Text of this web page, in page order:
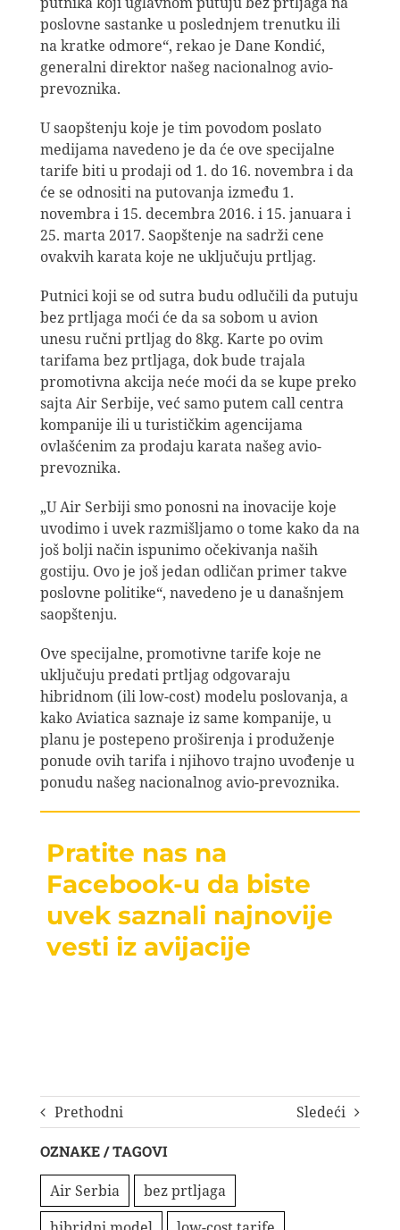
poslovne sastanke u poslednjem trenutku ili
na kratke odmore“, rekao je Dane Kondić,
generalni direktor našeg nacionalnog avio-
prevoznika.
U saopštenju koje je tim povodom poslato
medijama navedeno je da će ove specijalne
tarife biti u prodaji od 1. do 16. novembra i da
će se odnositi na putovanja između 1.
novembra i 15. decembra 2016. i 15. januara i
25. marta 2017. Saopštenje na sadrži cene
ovakvih karata koje ne uključuju prtljag.
Putnici koji se od sutra budu odlučili da putuju
bez prtljaga moći će da sa sobom u avion
unesu ručni prtljag do 8kg. Karte po ovim
tarifama bez prtljaga, dok bude trajala
promotivna akcija neće moći da se kupe preko
sajta Air Serbije, već samo putem call centra
kompanije ili u turističkim agencijama
ovlašćenim za prodaju karata našeg avio-
prevoznika.
„U Air Serbiji smo ponosni na inovacije koje
uvodimo i uvek razmišljamo o tome kako da na
još bolji način ispunimo očekivanja naših
gostiju. Ovo je još jedan odličan primer takve
poslovne politike“, navedeno je u današnjem
saopštenju.
Ove specijalne, promotivne tarife koje ne
uključuju predati prtljag odgovaraju
hibridnom (ili low-cost) modelu poslovanja, a
kako Aviatica saznaje iz same kompanije, u
planu je postepeno proširenja i produženje
ponude ovih tarifa i njihovo trajno uvođenje u
ponudu našeg nacionalnog avio-prevoznika.
Pratite nas na
Facebook-u da biste
uvek saznali najnovije
vesti iz avijacije
Prethodni Sledeći
OZNAKE / TAGOVI
Air Serbia
bez prtljaga